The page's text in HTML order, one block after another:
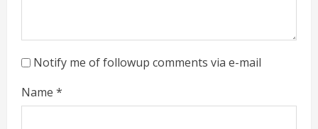
g Notify me of followup comments via e-mail
Name *